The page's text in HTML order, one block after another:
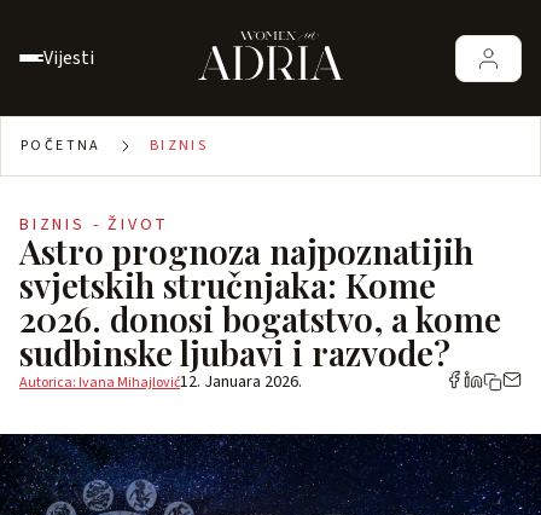
Vijesti
POČETNA BIZNIS
BIZNIS - ŽIVOT
Astro prognoza najpoznatijih
svjetskih stručnjaka: Kome
2026. donosi bogatstvo, a kome
sudbinske ljubavi i razvode?
Autorica: Ivana Mihajlović12. Januara 2026.